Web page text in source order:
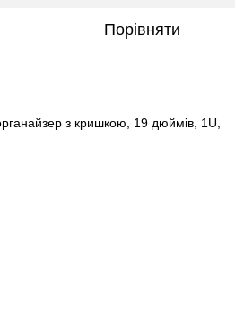
Порівняти
з кришкою, 19 дюймів, 1U,